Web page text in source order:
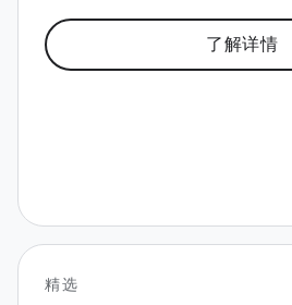
了解详情
精选